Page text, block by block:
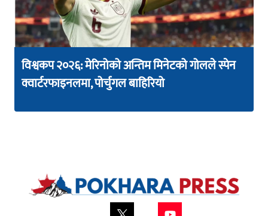
विश्वकप २०२६: मेरिनोको अन्तिम मिनेटको गोलले स्पेन
क्वार्टरफाइनलमा, पोर्चुगल बाहिरियो